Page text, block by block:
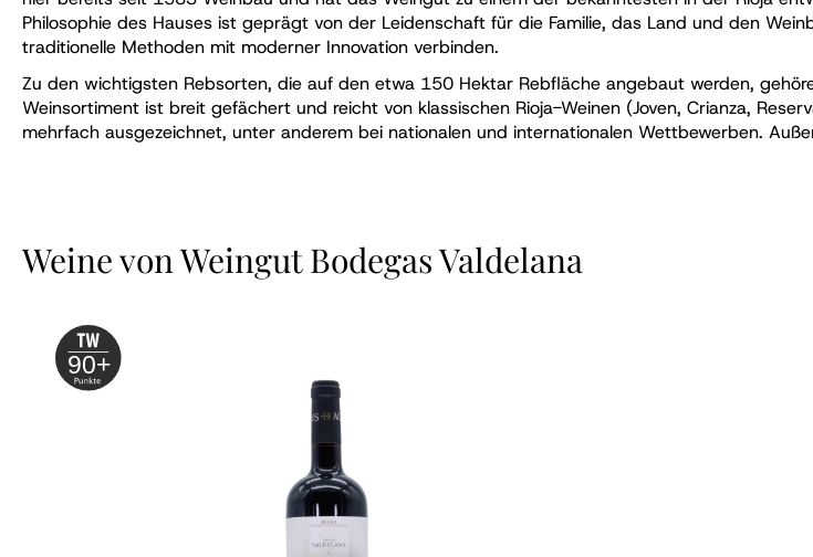
Philosophie des Hauses ist geprägt von der Leidenschaft für die Familie, das Land und den
traditionelle Methoden mit moderner Innovation verbinden.
Zu den wichtigsten Rebsorten, die auf den etwa 150 Hektar Rebfläche angebaut werden,
Weinsortiment ist breit gefächert und reicht von klassischen Rioja-Weinen (Joven, Crianza,
mehrfach ausgezeichnet, unter anderem bei nationalen und internationalen Wettbewerben.
Weine von Weingut Bodegas Valdelana
90+